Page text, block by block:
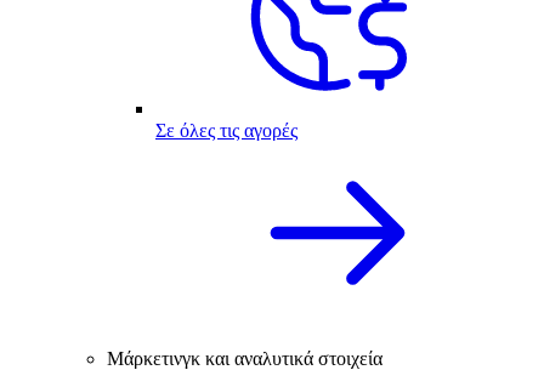
Σε όλες τις αγορές
Μάρκετινγκ και αναλυτικά στοιχεία